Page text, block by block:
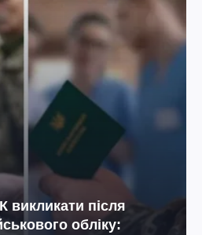
викликати після
обліку: